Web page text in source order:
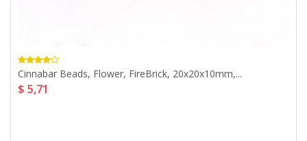
Cinnabar Beads, Flower, FireBrick, 20x20x10mm,...
$ 5,71